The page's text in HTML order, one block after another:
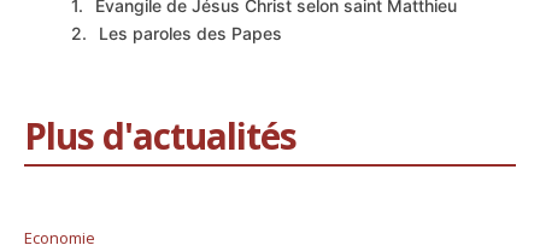
Évangile de Jésus Christ selon saint Matthieu
Les paroles des Papes
Plus d'actualités
Economie